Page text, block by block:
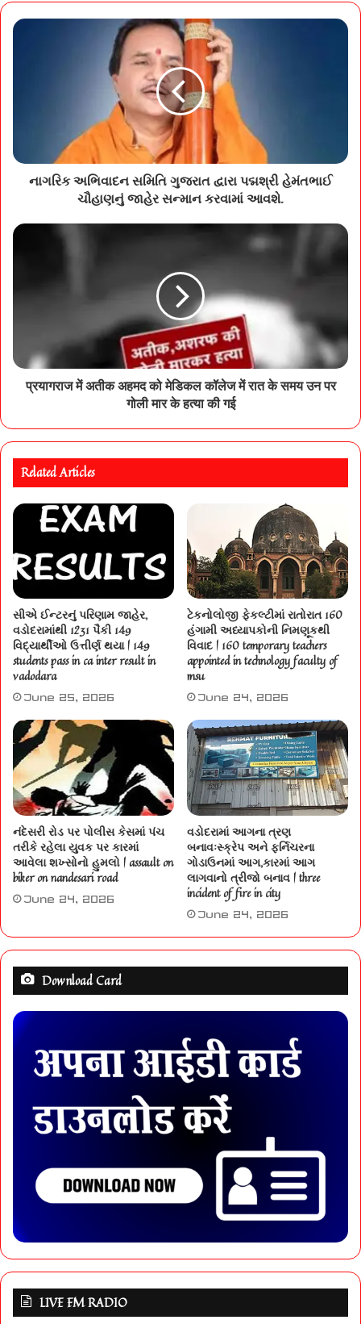
નાગરિક અભિવાદન સમિતિ ગુજરાત દ્વારા પદ્મશ્રી હેમંતભાઈ
ચૌહાણનું જાહેર સન્માન કરવામાં આવશે.
प्रयागराज में अतीक अहमद को मेडिकल कॉलेज में रात के समय उन पर
गोली मार के हत्या की गई
Related Articles
સીએ ઈન્ટરનું પરિણામ જાહેર,
વડોદરામાંથી 1231 પૈકી 149
વિદ્યાર્થીઓ ઉત્તીર્ણ થયા | 149
students pass in ca inter result in
vadodara
June 25, 2026
ટેકનોલોજી ફેકલ્ટીમાં રાતોરાત 160
હંગામી અધ્યાપકોની નિમણૂકથી
વિવાદ | 160 temporary teachers
appointed in technology faculty of
msu
June 24, 2026
નંદેસરી રોડ પર પોલીસ કેસમાં પંચ
તરીકે રહેલા યુવક પર કારમાં
આવેલા શખ્સોનો હુમલો | assault on
biker on nandesari road
June 24, 2026
વડોદરામાં આગના ત્રણ
બનાવઃસ્ક્રેપ અને ફર્નિચરના
ગોડાઉનમાં આગ,કારમાં આગ
લાગવાનો ત્રીજો બનાવ | three
incident of fire in city
June 24, 2026
Download Card
LIVE FM RADIO